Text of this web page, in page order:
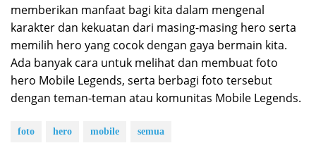
memberikan manfaat bagi kita dalam mengenal
karakter dan kekuatan dari masing-masing hero serta
memilih hero yang cocok dengan gaya bermain kita.
Ada banyak cara untuk melihat dan membuat foto
hero Mobile Legends, serta berbagi foto tersebut
dengan teman-teman atau komunitas Mobile Legends.
foto hero mobile semua